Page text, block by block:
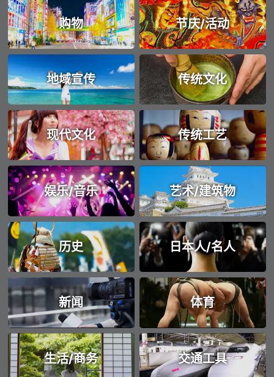
购物 节庆/活动
地域宣传 传统文化
现代文化 传统工艺
娱乐/音乐 艺术/建筑物
历史 日本人/名人
新闻 体育
生活/商务 交通工具